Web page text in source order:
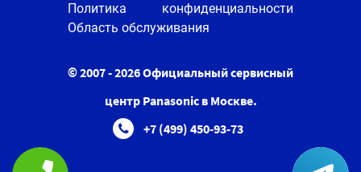
Политика конфиденциальности
Область обслуживания
© 2007 - 2026 Официальный сервисный
центр Panasonic в Москве.
+7 (499) 450-93-73